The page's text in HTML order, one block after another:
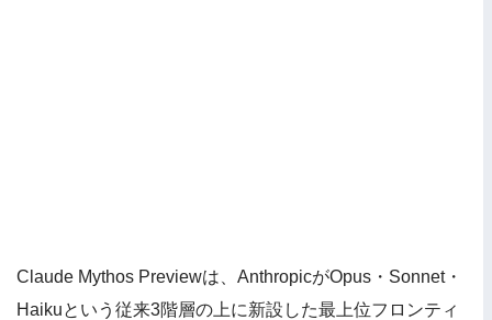
Claude Mythos Previewは、AnthropicがOpus・Sonnet・
Haikuという従来3階層の上に新設した最上位フロンティ